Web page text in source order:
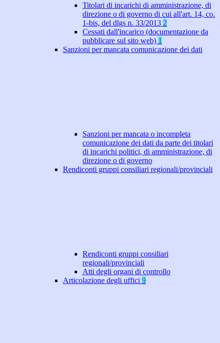
Titolari di incarichi di amministrazione, di
direzione o di governo di cui all'art. 14, co.
1-bis, del dlgs n. 33/2013 2
Cessati dall'incarico (documentazione da
pubblicare sul sito web) 1
Sanzioni per mancata comunicazione dei dati
Sanzioni per mancata o incompleta
comunicazione dei dati da parte dei titolari
di incarichi politici, di amministrazione, di
direzione o di governo
Rendiconti gruppi consiliari regionali/provinciali
Rendiconti gruppi consiliari
regionali/provinciali
Atti degli organi di controllo
Articolazione degli uffici 9